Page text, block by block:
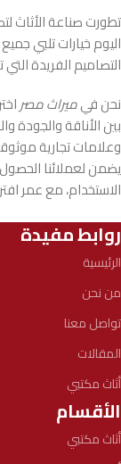
تطورت صناعة الأثاث
اليوم خيارات تلبي
التصاميم الفريدة
نحن فيميراث مصر
بين الأناقة
وعلامات تجارية
يضمن لعملائنا
الاستخدام، مع عمر
روابط مفيدة
الرئيسية
من نحن
تواصل معنا
المقالات
أثاث مكتبي
الأقسام
أثاث مكتبي